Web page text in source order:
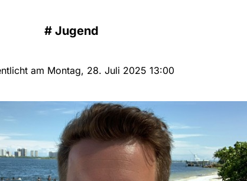
# Jugend
am Montag, 28. Juli 2025 13:00